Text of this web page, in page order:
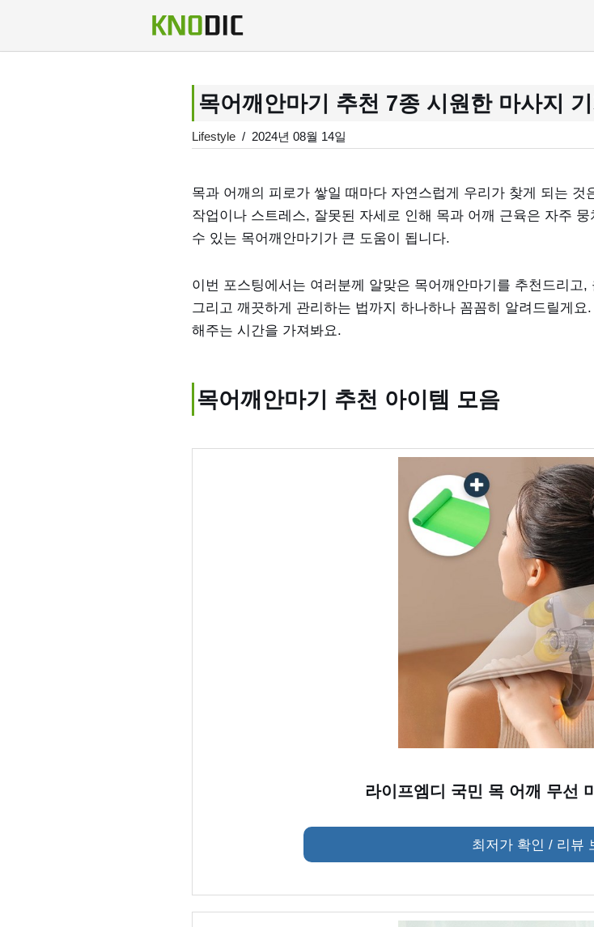
목어깨안마기 추천 7종 시원한 마사지
Lifestyle 2024년 08월 14일
목과 어깨의 피로가 쌓일 때마다 자연스럽게 우리가 찾게 되는
작업이나 스트레스, 잘못된 자세로 인해 목과 어깨 근육은 자주
수 있는 목어깨안마기가 큰 도움이 됩니다.
이번 포스팅에서는 여러분께 알맞은 목어깨안마기를 추천드리고
그리고 깨끗하게 관리하는 법까지 하나하나 꼼꼼히 알려드릴게
해주는 시간을 가져봐요.
목어깨안마기 추천 아이템 모음
라이프엠디 국민 목 어깨 무선
최저가 확인 / 리뷰